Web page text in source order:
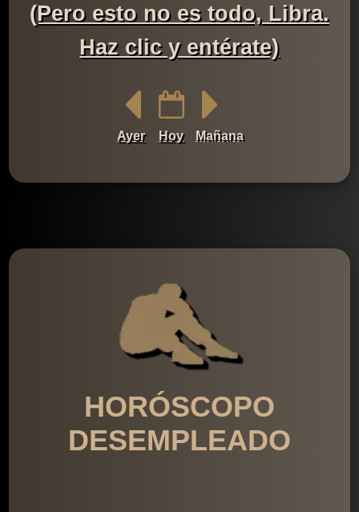
(Pero esto no es todo, Libra.
Haz clic y entérate)
Ayer Hoy Mañana
HORÓSCOPO
DESEMPLEADO